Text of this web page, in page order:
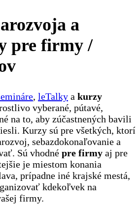
a
pre firmy /
, leTalky a kurzy
vyberané, pútavé,
na to, aby zúčastnených bavili
Kurzy sú pre všetkých, ktorí
sebazdokonaľovanie a
Sú vhodné pre firmy aj pre
je miestom konania
prípadne iné krajské mestá,
kdekoľvek na
firmy.